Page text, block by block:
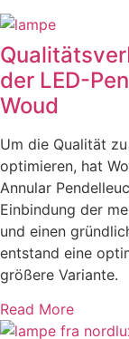
der LED-
Woud
Um die Qualität
optimieren, hat
Annular
Einbindung der
und einen
entstand eine
größere Variante.
Read More